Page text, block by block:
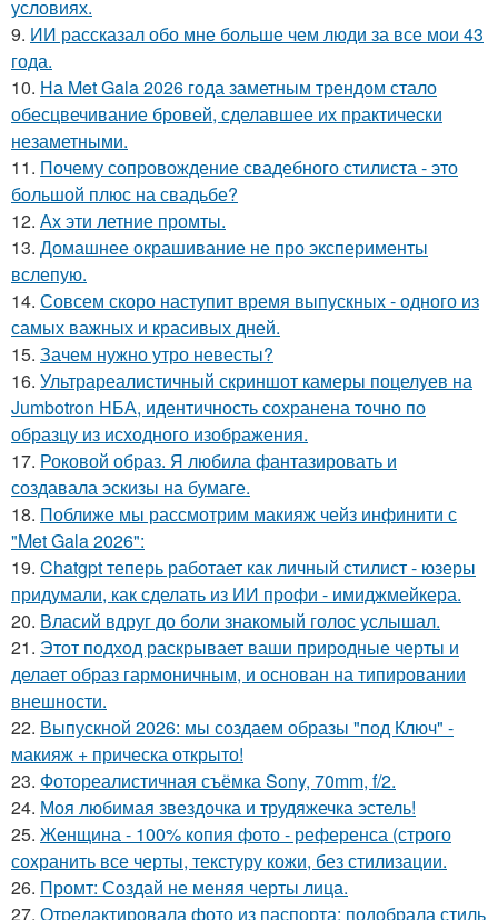
условиях.
9. ИИ рассказал обо мне больше чем люди за все мои 43
года.
10. На Met Gala 2026 года заметным трендом стало
обесцвечивание бровей, сделавшее их практически
незаметными.
11. Почему сопровождение свадебного стилиста - это
большой плюс на свадьбе?
12. Ах эти летние промты.
13. Домашнее окрашивание не про эксперименты
вслепую.
14. Совсем скоро наступит время выпускных - одного из
самых важных и красивых дней.
15. Зачем нужно утро невесты?
16. Ультрареалистичный скриншот камеры поцелуев на
Jumbotron НБА, идентичность сохранена точно по
образцу из исходного изображения.
17. Роковой образ. Я любила фантазировать и
создавала эскизы на бумаге.
18. Поближе мы рассмотрим макияж чейз инфинити с
"Met Gala 2026":
19. Chatgpt теперь работает как личный стилист - юзеры
придумали, как сделать из ИИ профи - имиджмейкера.
20. Власий вдруг до боли знакомый голос услышал.
21. Этот подход раскрывает ваши природные черты и
делает образ гармоничным, и основан на типировании
внешности.
22. Выпускной 2026: мы создаем образы "под Ключ" -
макияж + прическа открыто!
23. Фотореалистичная съёмка Sony, 70mm, f/2.
24. Моя любимая звездочка и трудяжечка эстель!
25. Женщина - 100% копия фото - референса (строго
сохранить все черты, текстуру кожи, без стилизации.
26. Промт: Создай не меняя черты лица.
27. Отредактировала фото из паспорта: подобрала стиль